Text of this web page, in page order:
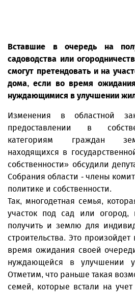
Вставшие в очередь на
садоводства или
смогут претендовать и на
дома, если во время
нуждающимися в улучшении
Изменения в областной
предоставлении в
категориям граждан
находящихся в
собственности» обсудили
Собрания области - члены
политике и собственности.
Так, многодетная семья,
участок под сад или огород,
получить и землю для
строительства. Это
время ожидания своей
нуждающейся в улучшении
Отметим, что раньше такая
семей, которые встали на